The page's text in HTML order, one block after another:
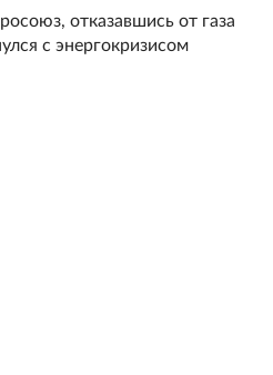
отказавшись от газа
с энергокризисом